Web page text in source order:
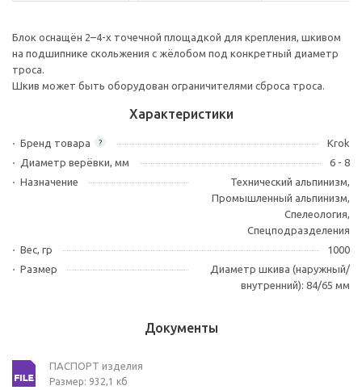
Блок оснащён 2–4-х точечной площадкой для крепления, шкивом
на подшипнике скольжения с жёлобом под конкретный диаметр
троса.
Шкив может быть оборудован ограничителями сброса троса.
Характеристики
?
Бренд товара
Krok
Диаметр верёвки, мм
6 - 8
Назначение
Технический альпинизм,
Промышленный альпинизм,
Спелеология,
Спецподразделения
Вес, гр
1000
Размер
Диаметр шкива (наружный/
внутренний): 84/65 мм
Документы
ПАСПОРТ изделия
Размер: 932,1 кб